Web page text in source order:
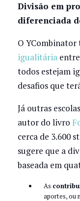
Divisão em
diferenciada
O YCombinator
igualitáriaentre
todos estejam
desafios que
Já outras
autor do livro
cerca de 3.600
sugere que a
baseada em
As
aportes, ou